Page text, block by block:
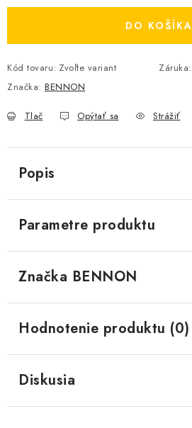
DO KOŠÍKA
Kód tovaru: Zvoľte variant Záruka:
Značka: BENNON
Tlač Opýtať sa Strážiť
Popis
Parametre produktu
Značka BENNON
Hodnotenie produktu (0)
Diskusia